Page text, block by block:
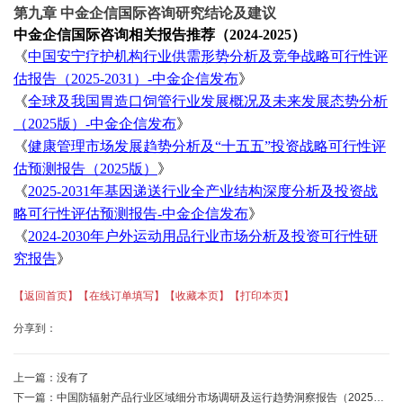
第九章 中金企信国际咨询研究结论及建议
中金企信国际咨询相关报告推荐（2024-2025）
《中国安宁疗护机构行业供需形势分析及竞争战略可行性评
估报告（2025-2031）-中金企信发布》
《全球及我国胃造口饲管行业发展概况及未来发展态势分析
（2025版）-中金企信发布》
《健康管理市场发展趋势分析及“十五五”投资战略可行性评
估预测报告（2025版） 》
《2025-2031年基因递送行业全产业结构深度分析及投资战
略可行性评估预测报告-中金企信发布》
《2024-2030年户外运动用品行业市场分析及投资可行性研
究报告》
【返回首页】 【在线订单填写】 【收藏本页】 【打印本页】
分享到：
上一篇： 没有了
下一篇： 中国防辐射产品行业区域细分市场调研及运行趋势洞察报告（2025版）-中金企信发布